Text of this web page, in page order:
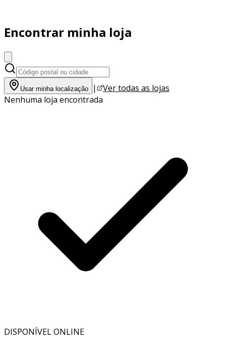
Encontrar minha loja
Usar minha localização |
Ver todas as lojas
Nenhuma loja encontrada
DISPONÍVEL ONLINE